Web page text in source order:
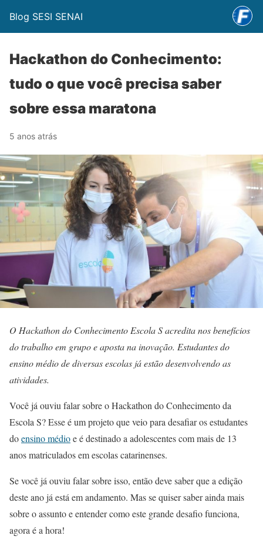
Blog SESI SENAI
Hackathon do Conhecimento:
tudo o que você precisa saber
sobre essa maratona
5 anos atrás
O Hackathon do Conhecimento Escola S acredita nos benefícios
do trabalho em grupo e aposta na inovação. Estudantes do
ensino médio de diversas escolas já estão desenvolvendo as
atividades.
Você já ouviu falar sobre o Hackathon do Conhecimento da
Escola S? Esse é um projeto que veio para desafiar os estudantes
doensino médioe é destinado a adolescentes com mais de 13
anos matriculados em escolas catarinenses.
Se você já ouviu falar sobre isso, então deve saber que a edição
deste ano já está em andamento. Mas se quiser saber ainda mais
sobre o assunto e entender como este grande desafio funciona,
agora é a hora!